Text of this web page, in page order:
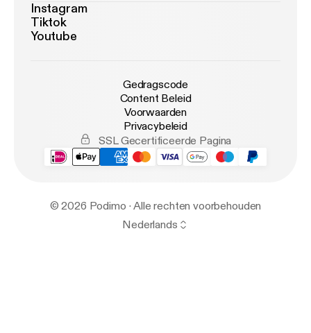
Instagram
Tiktok
Youtube
Gedragscode
Content Beleid
Voorwaarden
Privacybeleid
SSL Gecertificeerde Pagina
© 2026 Podimo · Alle rechten voorbehouden
Nederlands